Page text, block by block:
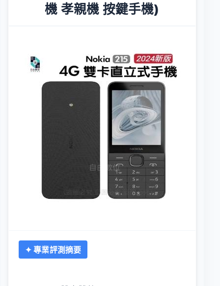
機 孝親機 按鍵手機)
✦ 專業評測摘要